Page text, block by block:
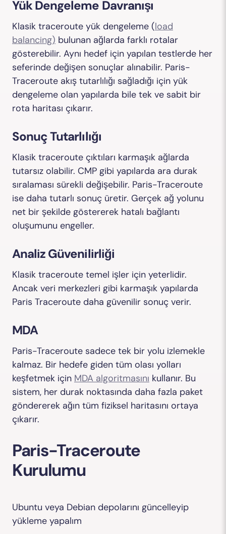
Yük Dengeleme Davranışı
Klasik traceroute yük dengeleme (load
balancing) bulunan ağlarda farklı rotalar
gösterebilir. Aynı hedef için yapılan testlerde her
seferinde değişen sonuçlar alınabilir. Paris-
Traceroute akış tutarlılığı sağladığı için yük
dengeleme olan yapılarda bile tek ve sabit bir
rota haritası çıkarır.
Sonuç Tutarlılığı
Klasik traceroute çıktıları karmaşık ağlarda
tutarsız olabilir. CMP gibi yapılarda ara durak
sıralaması sürekli değişebilir. Paris-Traceroute
ise daha tutarlı sonuç üretir. Gerçek ağ yolunu
net bir şekilde göstererek hatalı bağlantı
oluşumunu engeller.
Analiz Güvenilirliği
Klasik traceroute temel işler için yeterlidir.
Ancak veri merkezleri gibi karmaşık yapılarda
Paris Traceroute daha güvenilir sonuç verir.
MDA
Paris-Traceroute sadece tek bir yolu izlemekle
kalmaz. Bir hedefe giden tüm olası yolları
keşfetmek için MDA algoritmasını kullanır. Bu
sistem, her durak noktasında daha fazla paket
göndererek ağın tüm fiziksel haritasını ortaya
çıkarır.
Paris-Traceroute
Kurulumu
Ubuntu veya Debian depolarını güncelleyip
yükleme yapalım